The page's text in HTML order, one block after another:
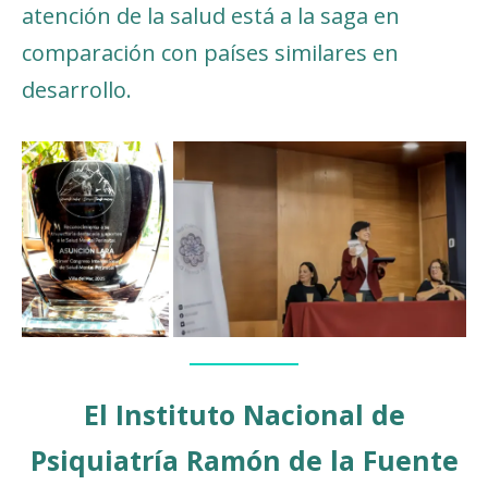
atención de la salud está a la saga en
comparación con países similares en
desarrollo.
El Instituto Nacional de
Psiquiatría Ramón de la Fuente